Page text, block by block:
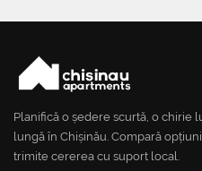
Planifică o ședere scurtă, o chirie
lungă în Chișinău. Compară
trimite cererea cu suport local.